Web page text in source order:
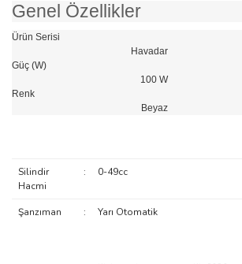
Genel Özellikler
Ürün Serisi
Havadar
Güç (W)
100 W
Renk
Beyaz
Silindir
Hacmi
: 0-49cc
Şanzıman : Yarı Otomatik